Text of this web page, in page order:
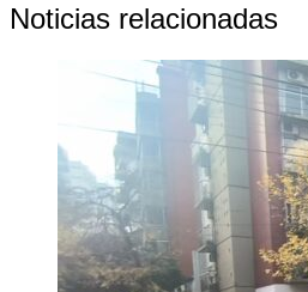
Noticias relacionadas